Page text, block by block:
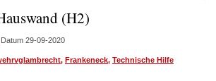
(H2)
Datum 29-09-2020
, Frankeneck, Technische Hilfe